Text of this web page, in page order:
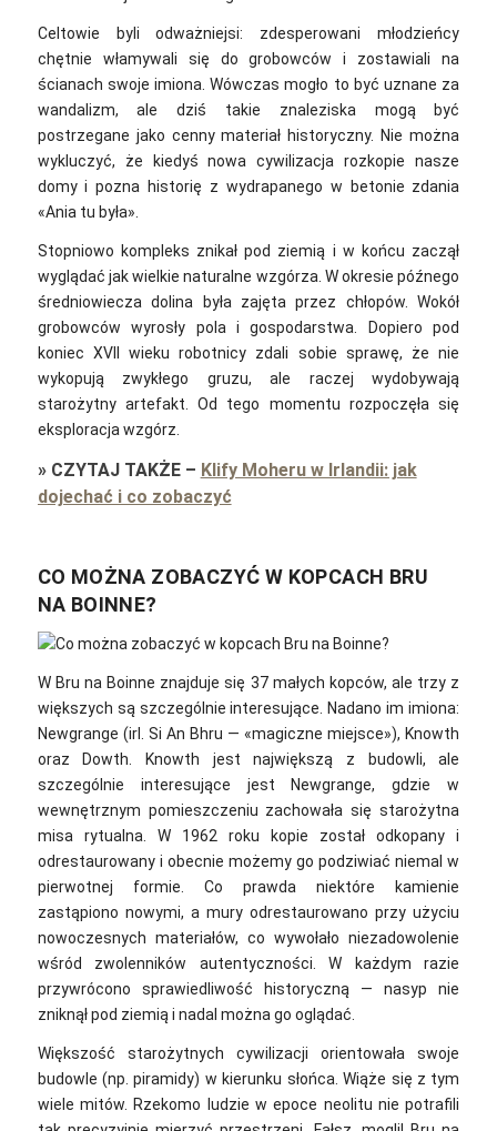
Celtowie byli odważniejsi: zdesperowani młodzieńcy
chętnie włamywali się do grobowców i zostawiali na
ścianach swoje imiona. Wówczas mogło to być uznane za
wandalizm, ale dziś takie znaleziska mogą być
postrzegane jako cenny materiał historyczny. Nie można
wykluczyć, że kiedyś nowa cywilizacja rozkopie nasze
domy i pozna historię z wydrapanego w betonie zdania
«Ania tu była».
Stopniowo kompleks znikał pod ziemią i w końcu zaczął
wyglądać jak wielkie naturalne wzgórza. W okresie późnego
średniowiecza dolina była zajęta przez chłopów. Wokół
grobowców wyrosły pola i gospodarstwa. Dopiero pod
koniec XVII wieku robotnicy zdali sobie sprawę, że nie
wykopują zwykłego gruzu, ale raczej wydobywają
starożytny artefakt. Od tego momentu rozpoczęła się
eksploracja wzgórz.
» CZYTAJ TAKŻE– Klify Moheru w Irlandii: jak
dojechać i co zobaczyć
CO MOŻNA ZOBACZYĆ W KOPCACH BRU
NA BOINNE?
W Bru na Boinne znajduje się 37 małych kopców, ale trzy z
większych są szczególnie interesujące. Nadano im imiona:
Newgrange (irl. Si An Bhru — «magiczne miejsce»), Knowth
oraz Dowth. Knowth jest największą z budowli, ale
szczególnie interesujące jest Newgrange, gdzie w
wewnętrznym pomieszczeniu zachowała się starożytna
misa rytualna. W 1962 roku kopie został odkopany i
odrestaurowany i obecnie możemy go podziwiać niemal w
pierwotnej formie. Co prawda niektóre kamienie
zastąpiono nowymi, a mury odrestaurowano przy użyciu
nowoczesnych materiałów, co wywołało niezadowolenie
wśród zwolenników autentyczności. W każdym razie
przywrócono sprawiedliwość historyczną — nasyp nie
zniknął pod ziemią i nadal można go oglądać.
Większość starożytnych cywilizacji orientowała swoje
budowle (np. piramidy) w kierunku słońca. Wiąże się z tym
wiele mitów. Rzekomo ludzie w epoce neolitu nie potrafili